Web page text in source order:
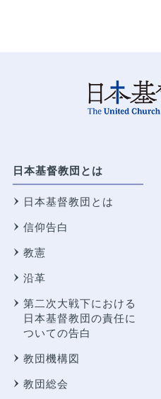
日本基督教団とは
日本基督教団とは
信仰告白
教憲
沿革
第二次大戦下における
日本基督教団の責任に
ついての告白
教団機構図
教団総会